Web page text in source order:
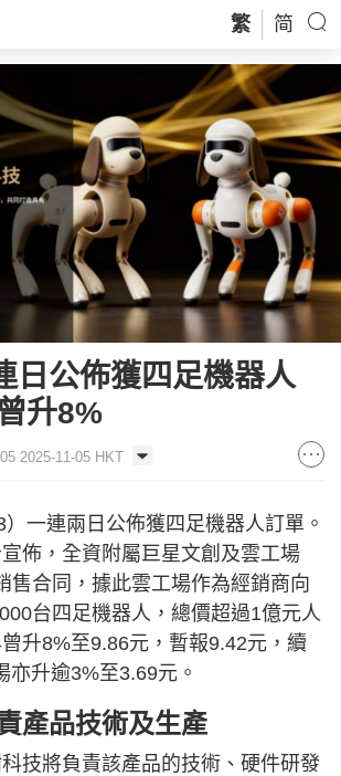
繁 简
日公佈獲四足機器人
升8%
2025-11-05 HKT
一連兩日公佈獲四足機器人訂單。
佈，全資附屬巨星文創及雲工場
售合同，據此雲工場作為經銷商向
台四足機器人，總價超過1億元人
升8%至9.86元，暫報9.42元，續
亦升逾3%至3.69元。
產品技術及生產
技將負責該產品的技術、硬件研發